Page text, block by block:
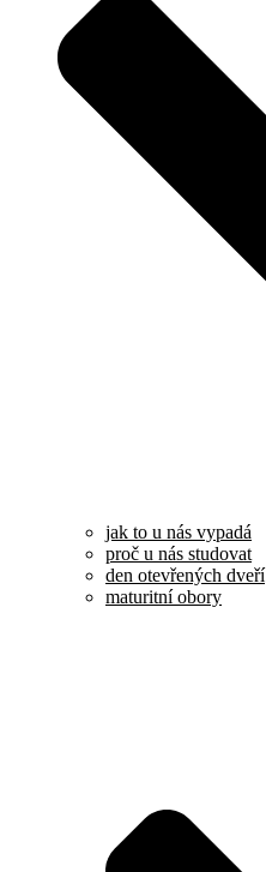
jak to u nás vypadá
proč u nás studovat
den otevřených dveří
maturitní obory